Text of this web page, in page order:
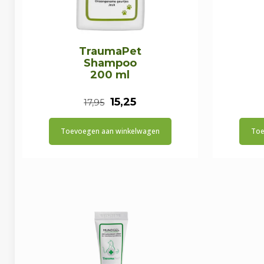
TraumaPet
Shampoo
200 ml
17,95 Oorspronkelijke
prijs
15,25Huidige
prijs
Toevoegen aan winkelwagen